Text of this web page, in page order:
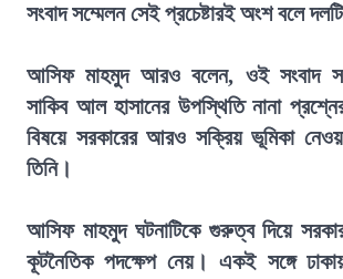
সংবাদ সম্মেলন সেই প্রচেষ্টারই অংশ বলে
আসিফ মাহমুদ আরও বলেন, ওই সংবাদ
সাকিব আল হাসানের উপস্থিতি নানা
বিষয়ে সরকারের আরও সক্রিয় ভূমিকা
তিনি।
আসিফ মাহমুদ ঘটনাটিকে গুরুত্ব দিয়ে
কূটনৈতিক পদক্ষেপ নেয়। একই সঙ্গে